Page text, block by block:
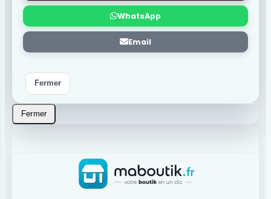
WhatsApp
Email
Fermer
Fermer